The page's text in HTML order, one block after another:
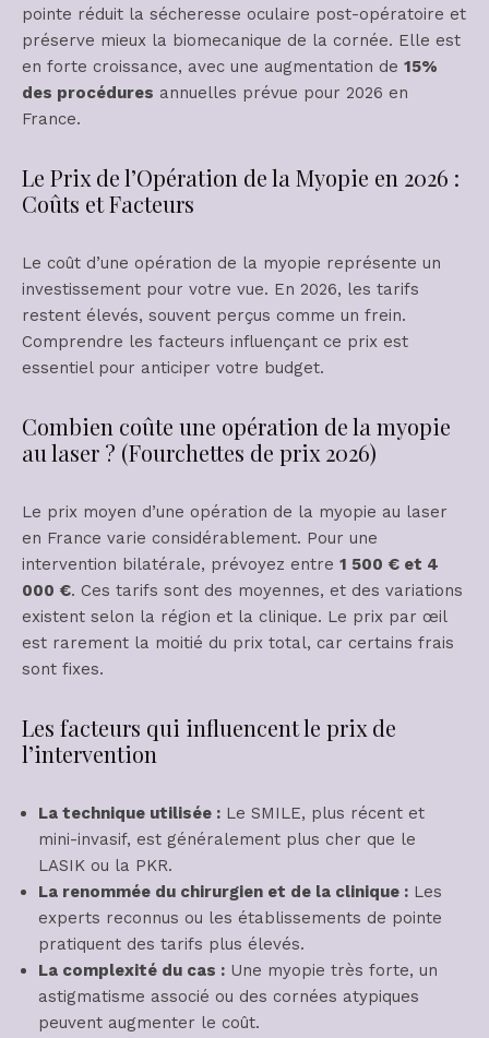
pointe réduit la sécheresse oculaire post-opératoire et
préserve mieux la biomecanique de la cornée. Elle est
en forte croissance, avec une augmentation de 15%
des procédures annuelles prévue pour 2026 en
France.
Le Prix de l’Opération de la Myopie en 2026 :
Coûts et Facteurs
Le coût d’une opération de la myopie représente un
investissement pour votre vue. En 2026, les tarifs
restent élevés, souvent perçus comme un frein.
Comprendre les facteurs influençant ce prix est
essentiel pour anticiper votre budget.
Combien coûte une opération de la myopie
au laser ? (Fourchettes de prix 2026)
Le prix moyen d’une opération de la myopie au laser
en France varie considérablement. Pour une
intervention bilatérale, prévoyez entre 1 500 € et 4
000 €. Ces tarifs sont des moyennes, et des variations
existent selon la région et la clinique. Le prix par œil
est rarement la moitié du prix total, car certains frais
sont fixes.
Les facteurs qui influencent le prix de
l’intervention
La technique utilisée : Le SMILE, plus récent et
mini-invasif, est généralement plus cher que le
LASIK ou la PKR.
La renommée du chirurgien et de la clinique : Les
experts reconnus ou les établissements de pointe
pratiquent des tarifs plus élevés.
La complexité du cas : Une myopie très forte, un
astigmatisme associé ou des cornées atypiques
peuvent augmenter le coût.